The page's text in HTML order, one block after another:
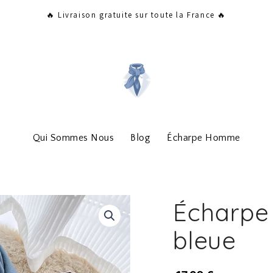
🔥 Livraison gratuite sur toute la France 🔥
Qui Sommes Nous Blog Écharpe Homme
bleue